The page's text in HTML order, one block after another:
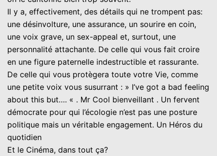
Il y a, effectivement, des détails qui ne trompent pas:
une désinvolture, une assurance, un sourire en coin,
une voix grave, un sex-appeal et, surtout, une
personnalité attachante. De celle qui vous fait croire
en une figure paternelle indestructible et rassurante.
De celle qui vous protègera toute votre Vie, comme
une petite voix vous susurrant : » I’ve got a bad feeling
about this but…. « . Mr Cool bienveillant . Un fervent
démocrate pour qui l’écologie n’est pas une posture
politique mais un véritable engagement. Un Héros du
quotidien
Et le Cinéma, dans tout ça?